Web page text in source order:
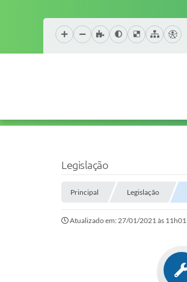
Legislação
Principal Legislação
Atualizado em: 27/01/2021 às 11h01